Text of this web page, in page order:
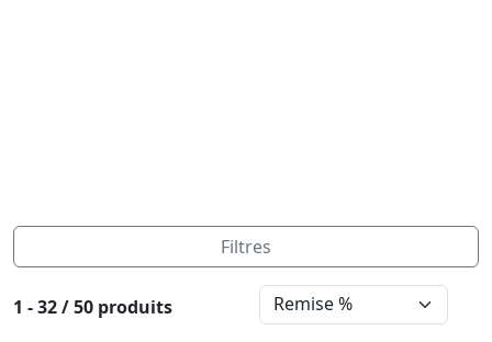
Filtres
1 - 32 / 50 produits